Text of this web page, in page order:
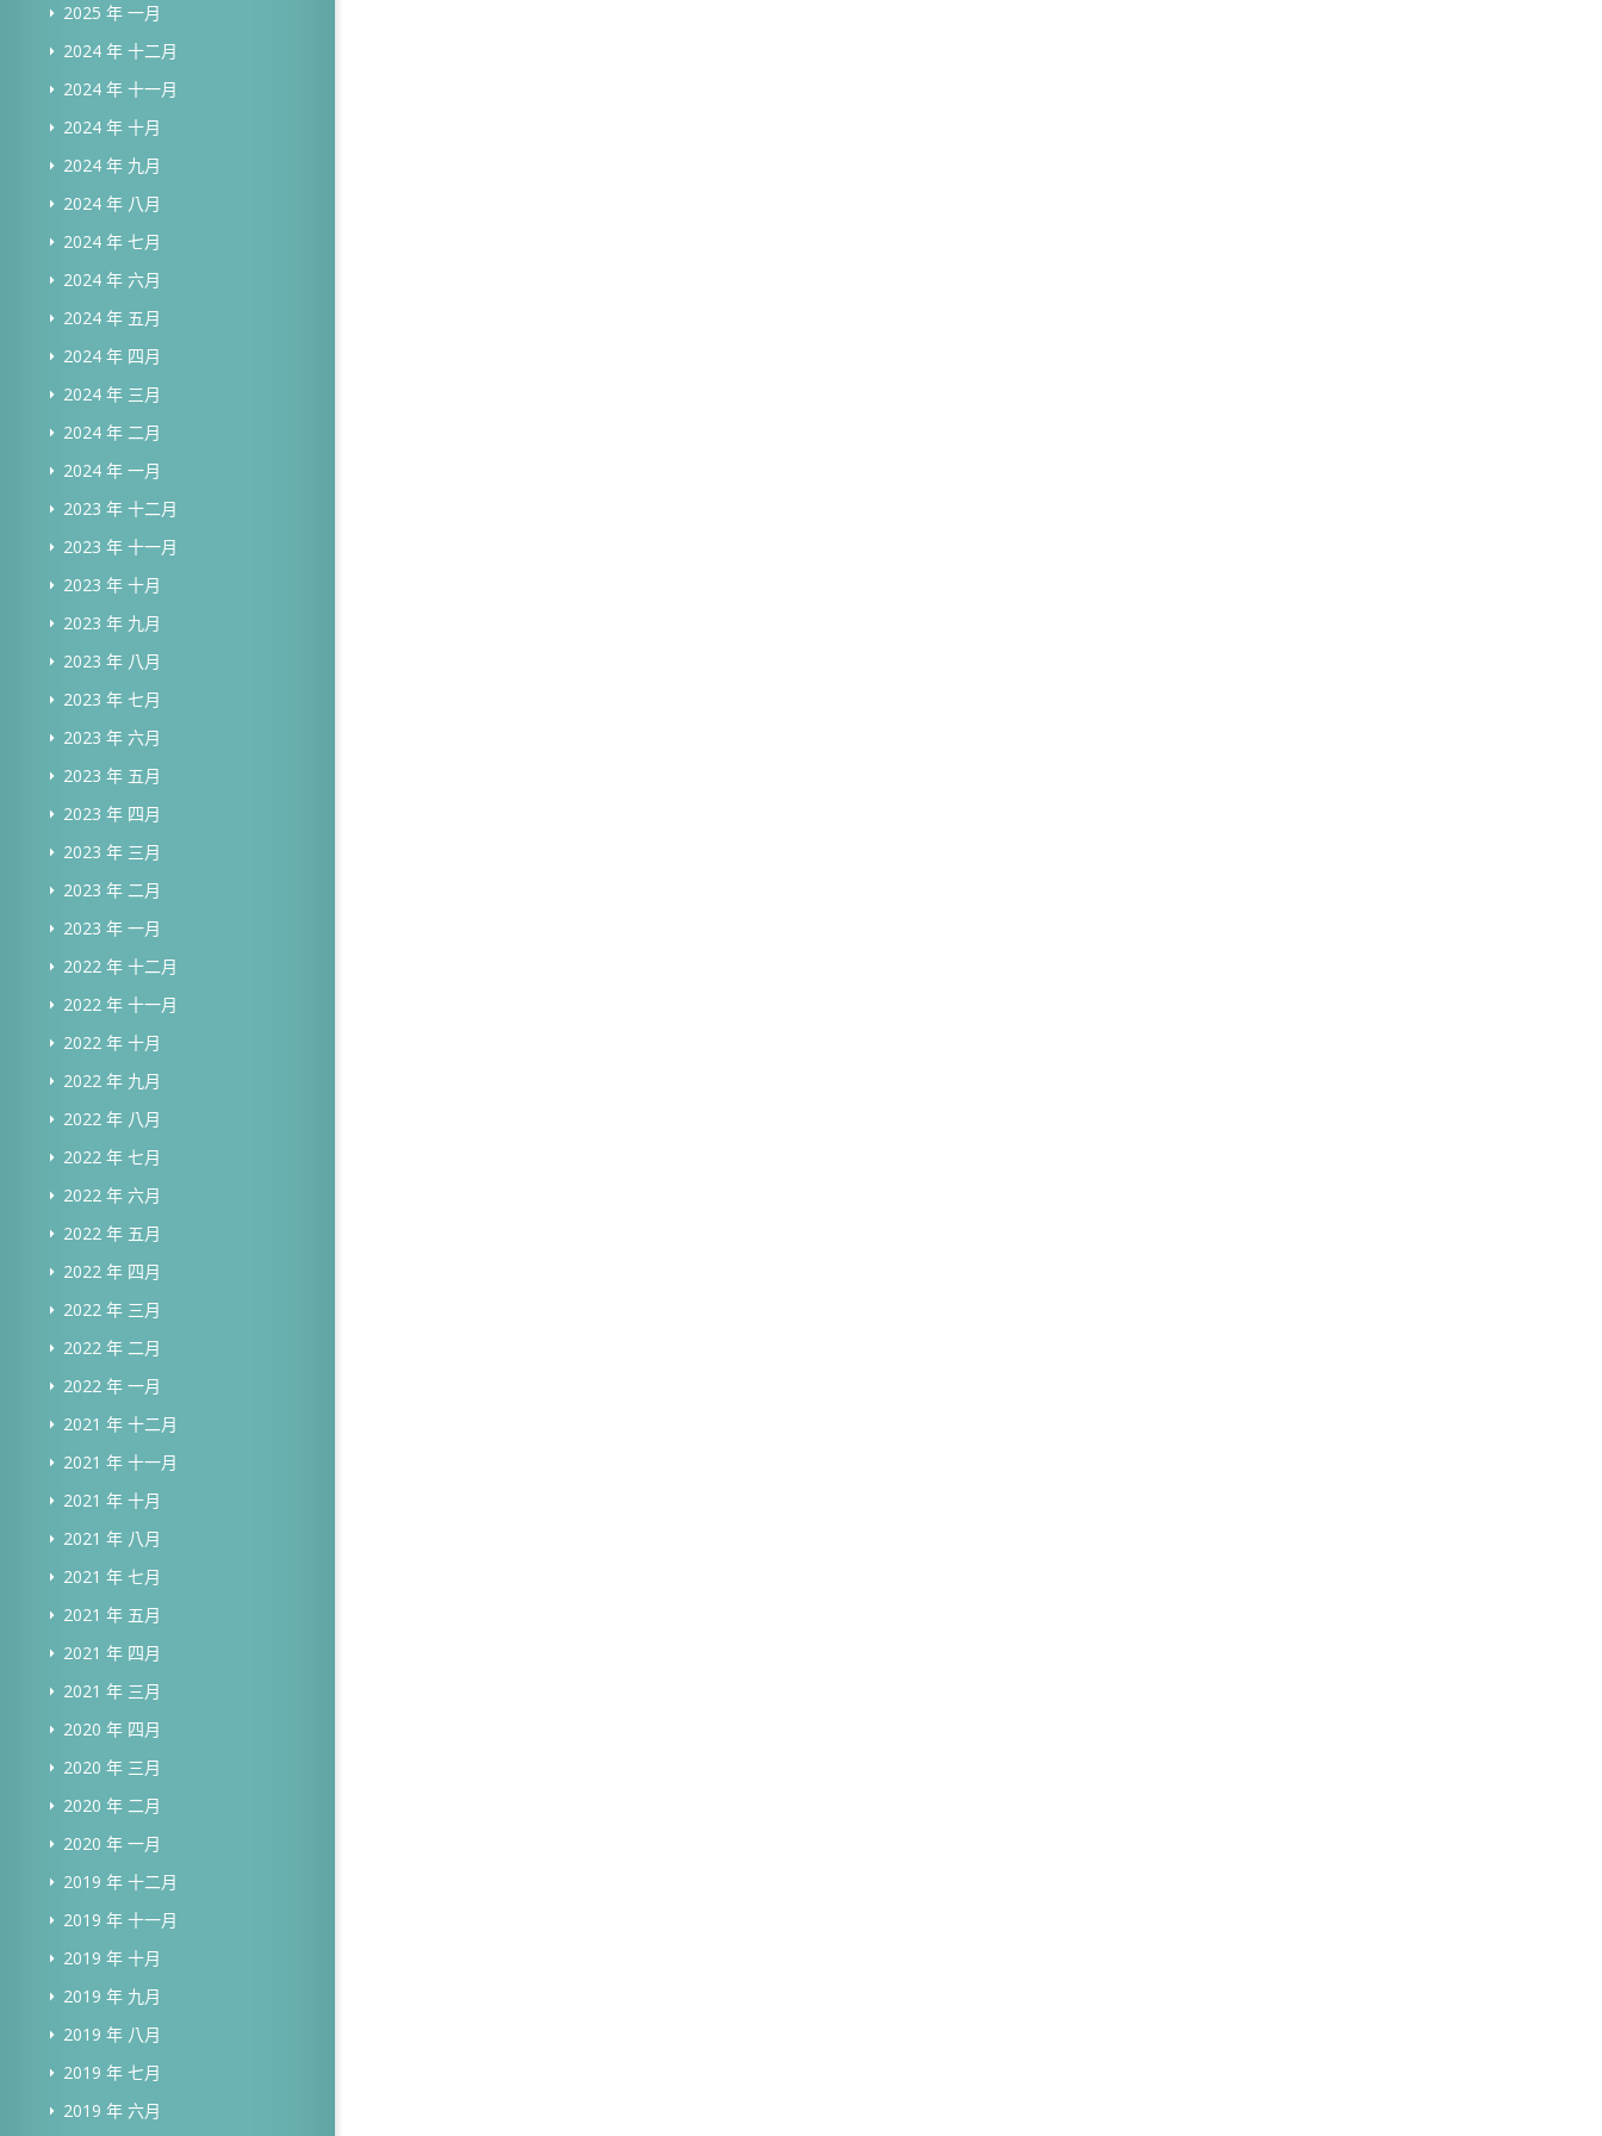
2025 年 一月
2024 年 十二月
2024 年 十一月
2024 年 十月
2024 年 九月
2024 年 八月
2024 年 七月
2024 年 六月
2024 年 五月
2024 年 四月
2024 年 三月
2024 年 二月
2024 年 一月
2023 年 十二月
2023 年 十一月
2023 年 十月
2023 年 九月
2023 年 八月
2023 年 七月
2023 年 六月
2023 年 五月
2023 年 四月
2023 年 三月
2023 年 二月
2023 年 一月
2022 年 十二月
2022 年 十一月
2022 年 十月
2022 年 九月
2022 年 八月
2022 年 七月
2022 年 六月
2022 年 五月
2022 年 四月
2022 年 三月
2022 年 二月
2022 年 一月
2021 年 十二月
2021 年 十一月
2021 年 十月
2021 年 八月
2021 年 七月
2021 年 五月
2021 年 四月
2021 年 三月
2020 年 四月
2020 年 三月
2020 年 二月
2020 年 一月
2019 年 十二月
2019 年 十一月
2019 年 十月
2019 年 九月
2019 年 八月
2019 年 七月
2019 年 六月